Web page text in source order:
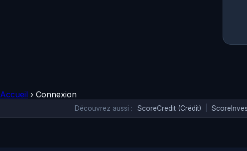
Accueil › Connexion
Découvrez aussi : ScoreCredit (Crédit)